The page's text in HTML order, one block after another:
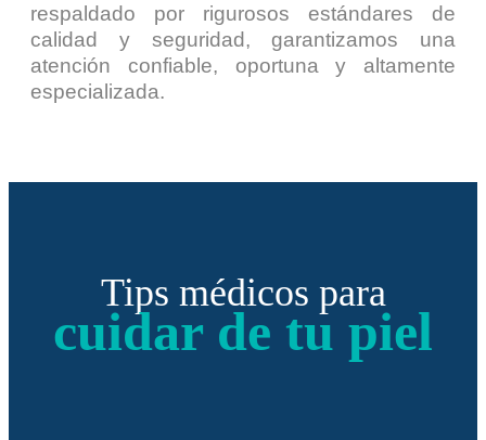
respaldado por rigurosos estándares de
calidad y seguridad, garantizamos una
atención confiable, oportuna y altamente
especializada.
Tips médicos para
cuidar de tu piel